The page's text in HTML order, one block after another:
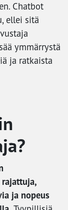
Chatbot
ellei sitä
ymmärrystä
ja ratkaista
ja nopeus